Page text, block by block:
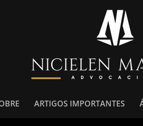
ARTIGOS IMPORTANTES